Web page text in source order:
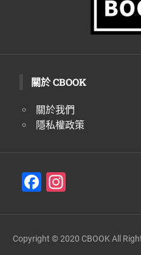
關於 CBOOK
關於我們
隱私權政策
F
e
gr
Copyright © 2020 CBOOK All